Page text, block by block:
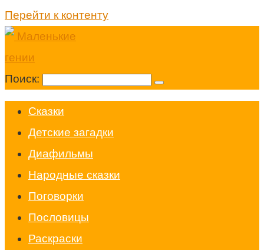
Перейти к контенту
Поиск:
Cказки
Детские загадки
Диафильмы
Народные сказки
Поговорки
Пословицы
Раскраски